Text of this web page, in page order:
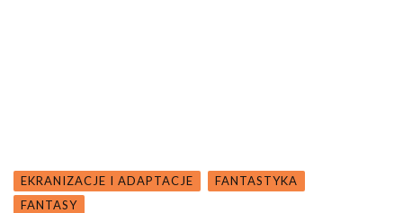
EKRANIZACJE I ADAPTACJE
FANTASTYKA
FANTASY